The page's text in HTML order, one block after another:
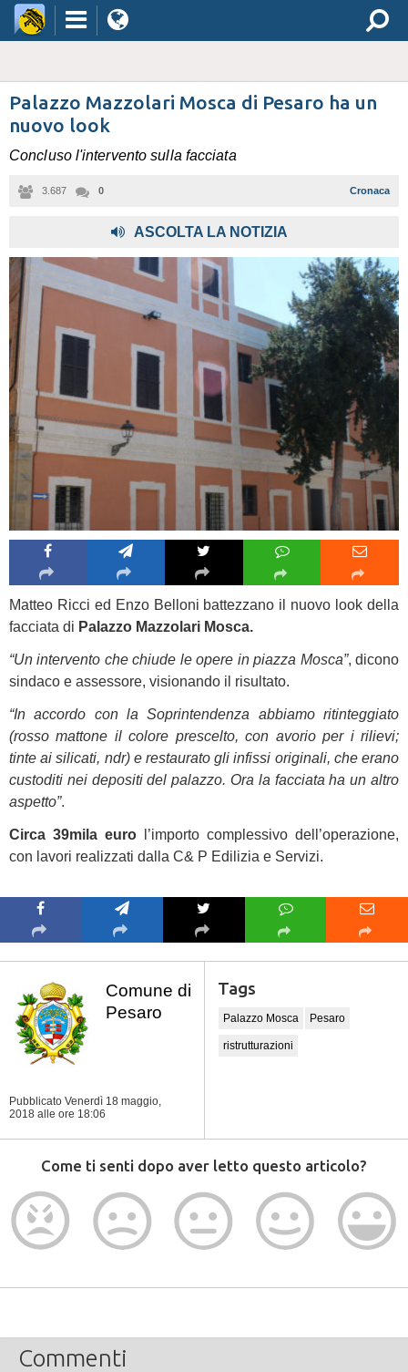
Palazzo Mazzolari Mosca di Pesaro ha un
nuovo look
Concluso l'intervento sulla facciata
3.687 0 Cronaca
ASCOLTA LA NOTIZIA
Matteo Ricci ed Enzo Belloni battezzano il nuovo look della
facciata di Palazzo Mazzolari Mosca.
“Un intervento che chiude le opere in piazza Mosca”, dicono
sindaco e assessore, visionando il risultato.
“In accordo con la Soprintendenza abbiamo ritinteggiato
(rosso mattone il colore prescelto, con avorio per i rilievi;
tinte ai silicati, ndr) e restaurato gli infissi originali, che erano
custoditi nei depositi del palazzo. Ora la facciata ha un altro
aspetto”.
Circa 39mila euro l’importo complessivo dell’operazione,
con lavori realizzati dalla C& P Edilizia e Servizi.
Comune di
Pesaro
Pubblicato Venerdì 18 maggio,
2018 alle ore 18:06
Tags
Palazzo Mosca Pesaro
ristrutturazioni
Come ti senti dopo aver letto questo articolo?
Commenti